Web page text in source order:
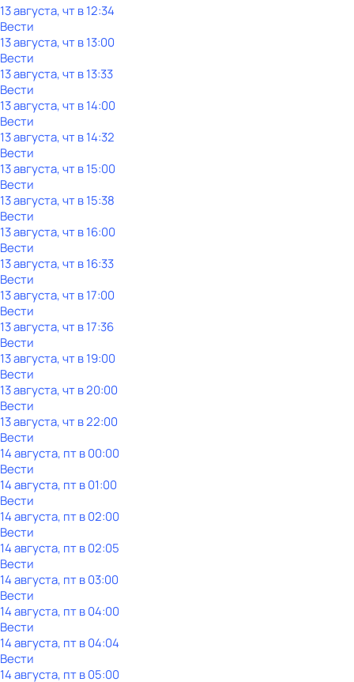
13 августа, чт в 12:34
Вести
13 августа, чт в 13:00
Вести
13 августа, чт в 13:33
Вести
13 августа, чт в 14:00
Вести
13 августа, чт в 14:32
Вести
13 августа, чт в 15:00
Вести
13 августа, чт в 15:38
Вести
13 августа, чт в 16:00
Вести
13 августа, чт в 16:33
Вести
13 августа, чт в 17:00
Вести
13 августа, чт в 17:36
Вести
13 августа, чт в 19:00
Вести
13 августа, чт в 20:00
Вести
13 августа, чт в 22:00
Вести
14 августа, пт в 00:00
Вести
14 августа, пт в 01:00
Вести
14 августа, пт в 02:00
Вести
14 августа, пт в 02:05
Вести
14 августа, пт в 03:00
Вести
14 августа, пт в 04:00
Вести
14 августа, пт в 04:04
Вести
14 августа, пт в 05:00